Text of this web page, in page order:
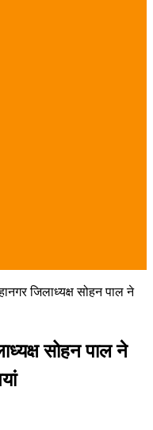
जिलाध्यक्ष सोहन पाल ने
सोहन पाल ने